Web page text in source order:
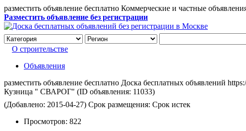
разместить объявление бесплатно Коммерческие и частные
Разместить объявление без регистрации
О строительстве
Объявления
разместить объявление бесплатно Доска бесплатных объявлений
Кузница " СВАРОГ" (ID объявления: 11033)
(Добавлено: 2015-04-27) Срок размещения: Срок истек
Просмотров: 822